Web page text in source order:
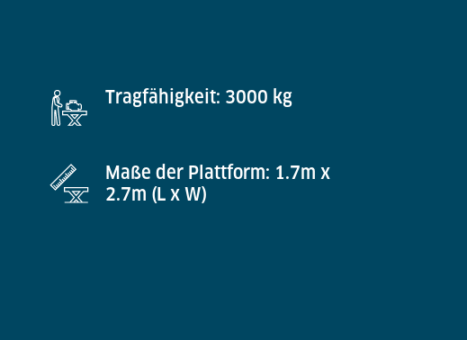
Tragfähigkeit: 3000 kg
Maße der Plattform: 1.7m x
2.7m (L x W)